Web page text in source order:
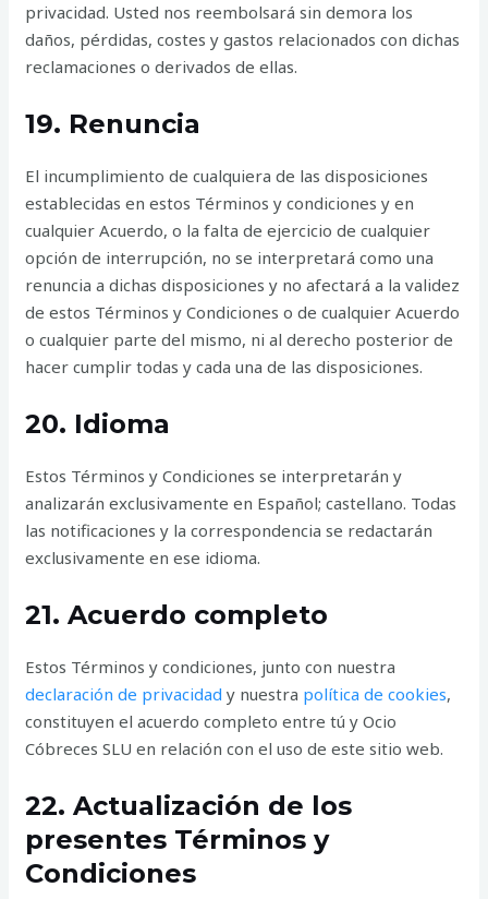
privacidad. Usted nos reembolsará sin demora los
daños, pérdidas, costes y gastos relacionados con dichas
reclamaciones o derivados de ellas.
19. Renuncia
El incumplimiento de cualquiera de las disposiciones
establecidas en estos Términos y condiciones y en
cualquier Acuerdo, o la falta de ejercicio de cualquier
opción de interrupción, no se interpretará como una
renuncia a dichas disposiciones y no afectará a la validez
de estos Términos y Condiciones o de cualquier Acuerdo
o cualquier parte del mismo, ni al derecho posterior de
hacer cumplir todas y cada una de las disposiciones.
20. Idioma
Estos Términos y Condiciones se interpretarán y
analizarán exclusivamente en Español; castellano. Todas
las notificaciones y la correspondencia se redactarán
exclusivamente en ese idioma.
21. Acuerdo completo
Estos Términos y condiciones, junto con nuestra
declaración de privacidad y nuestra política de cookies,
constituyen el acuerdo completo entre tú y Ocio
Cóbreces SLU en relación con el uso de este sitio web.
22. Actualización de los
presentes Términos y
Condiciones